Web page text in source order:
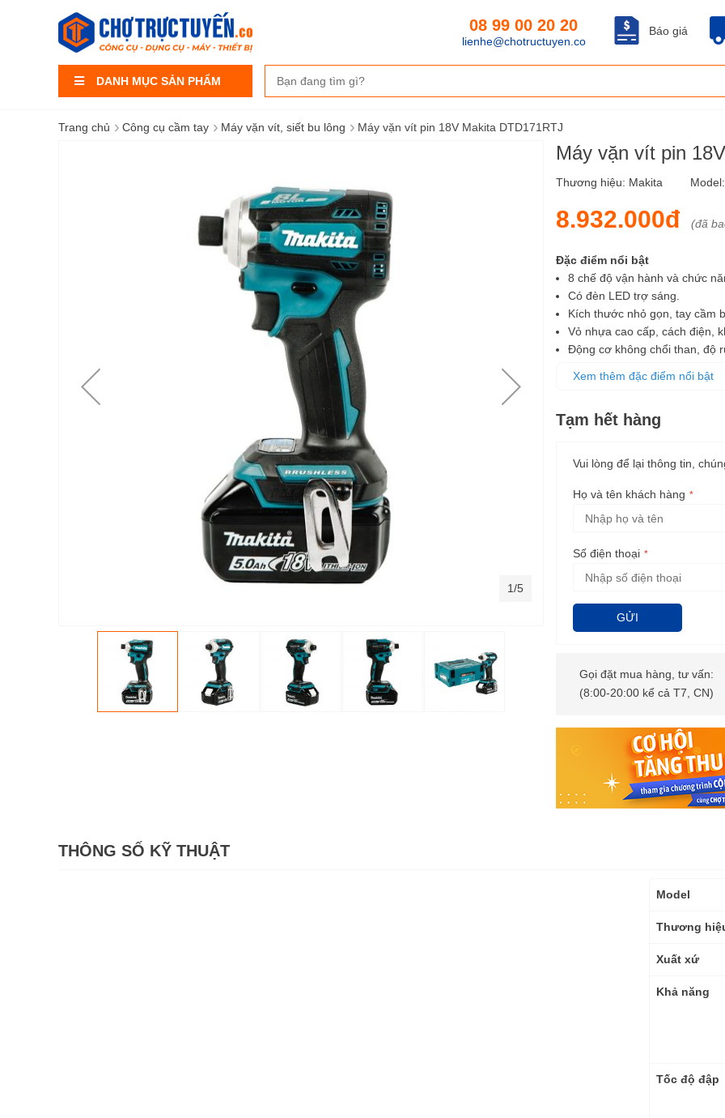
DANH MỤC SẢN PHẨM
Báo giá
08 99 00 20 20
lienhe@chotructuyen.co
Trang chủ › Công cụ cầm tay › Máy vặn vít, siết bu lông › Máy vặn vít pin 18V Makita DTD171RTJ
Máy vặn vít pin
Thương hiệu: Makita Model:
8.932.000đ (đã
Đặc điểm nổi bật
8 chế độ vận hành và chức
Có đèn LED trợ sáng.
Kích thước nhỏ gọn, tay cầm
Vỏ nhựa cao cấp, cách điện,
Động cơ không chổi than, độ
Pin bền bỉ, ổn định hơn với
Xem thêm đặc điểm nổi bật
Tạm hết hàng
Vui lòng để lại thông tin,
Họ và tên khách hàng
Số điện thoại
GỬI
Gọi đặt mua hàng, tư vấn:
(8:00-20:00 kể cả T7, CN)
1/5
THÔNG SỐ KỸ THUẬT
Thông
kỹ
Model
Thương
Xuất xứ
Khả năng
Tốc độ đập